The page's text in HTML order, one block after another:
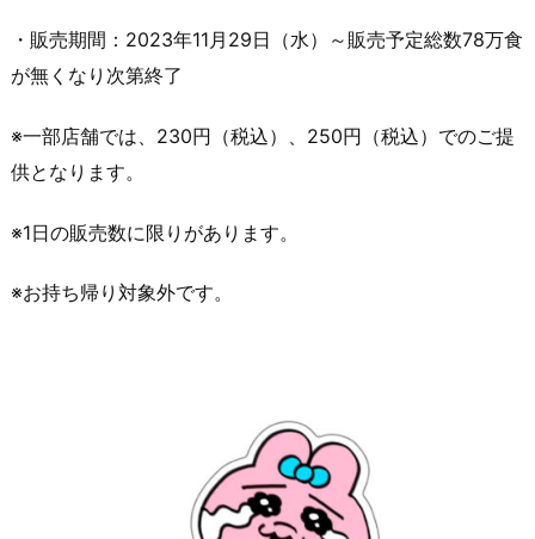
・販売期間：2023年11月29日（水）～販売予定総数78万食
が無くなり次第終了
※一部店舗では、230円（税込）、250円（税込）でのご提
供となります。
※1日の販売数に限りがあります。
※お持ち帰り対象外です。